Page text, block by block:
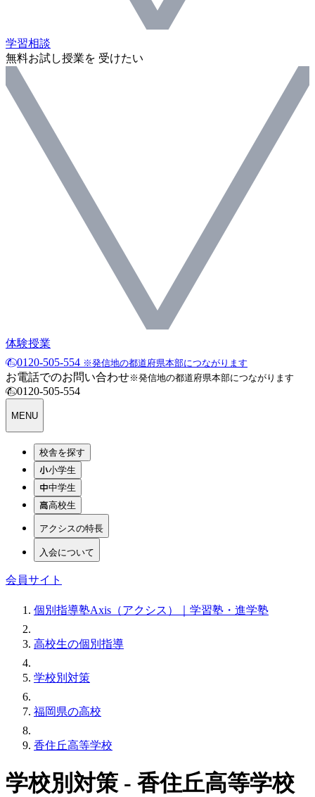
学習相談
無料お試し授業を 受けたい
体験授業
0120-505-554 ※発信地の都道府県本部につながります
お電話でのお問い合わせ※発信地の都道府県本部につながります
0120-505-554
MENU
校舎を探す
小学生
中学生
高校生
アクシスの特長
入会について
会員サイト
個別指導塾Axis（アクシス）｜学習塾・進学塾
高校生の個別指導
学校別対策
福岡県の高校
香住丘高等学校
学校別対策 - 香住丘高等学校